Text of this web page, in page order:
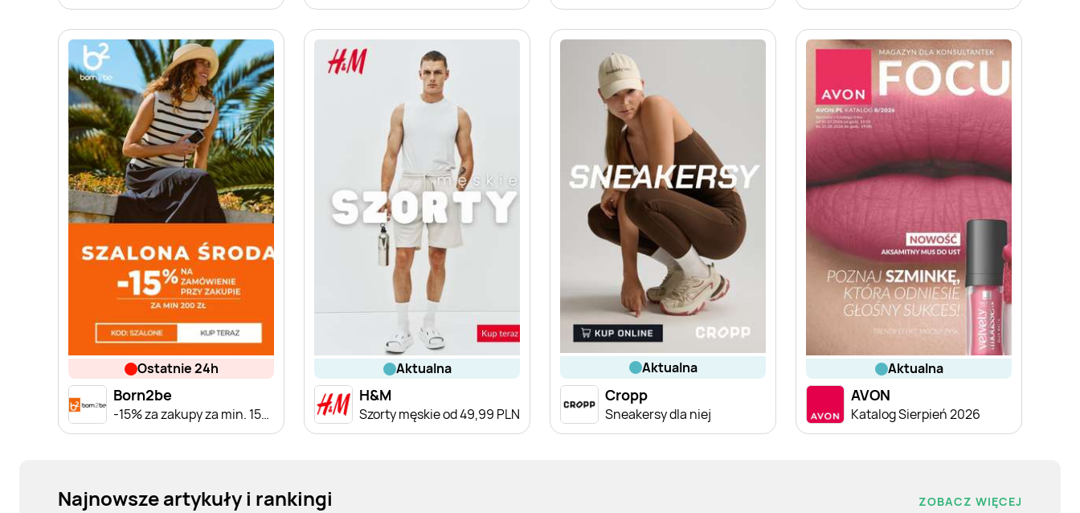
ostatnie 24h
Born2be
-15% za zakupy za min. 150 zł
aktualna
H&M
Szorty męskie od 49,99 PLN
aktualna
Cropp
Sneakersy dla niej
aktualna
AVON
Katalog Sierpień 2026
Najnowsze artykuły i rankingi ZOBACZ WIĘCEJ